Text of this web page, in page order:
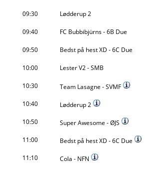
09:30 Lødderup 2
09:40 FC Bubbibjürns - 6B Due
09:50 Bedst på hest XD - 6C Due
10:00 Lester V2 - SMB
10:30 Team Lasagne - SVMF
10:40 Lødderup 2
10:50 Super Awesome - ØJS
11:00 Bedst på hest XD - 6C Due
11:10 Cola - NFN